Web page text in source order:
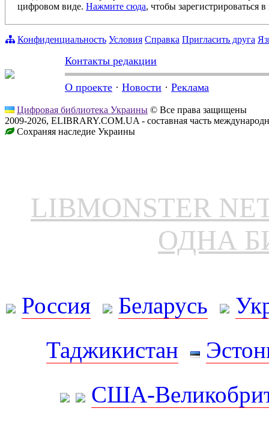
цифровом виде. Нажмите сюда, чтобы зарегистрироваться в
Конфиденциальность Условия Справка Пригласить друга
Контакты редакции
О проекте · Новости · Реклама
Цифровая библиотека Украины © Все права защищены
2009-2026, ELIBRARY.COM.UA - составная часть
Сохраняя наследие Украины
LIBMONSTER
ОДНА
Россия Беларусь
Таджикистан
США-